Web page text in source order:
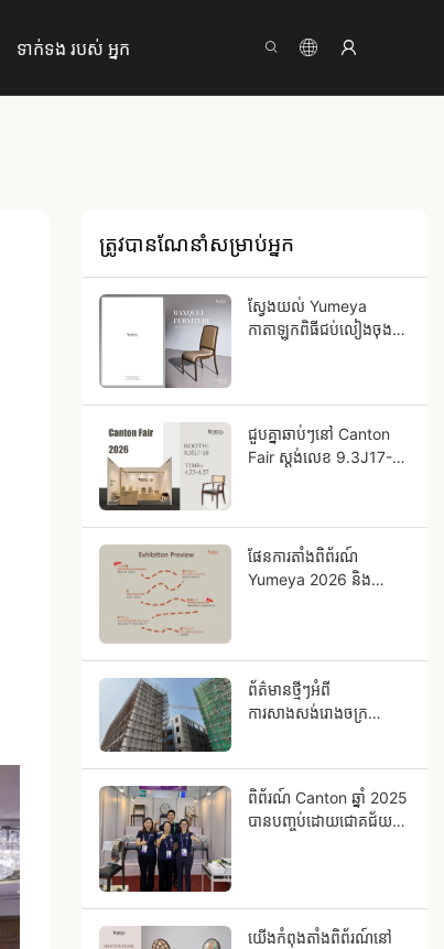
ទាក់ទង របស់ អ្នក
ត្រូវបានណែនាំសម្រាប់អ្នក
ស្វែងយល់ Yumeya
កាតាឡុកពិធីជប់លៀងចុង
ជួបគ្នាឆាប់ៗនៅ Canton
Fair ស្តង់លេខ 9.3J17-
ផែនការតាំងពិព័រណ៍
Yumeya 2026 និង
ព័ត៌មានថ្មីៗអំពី
ការសាងសង់រោងចក្រ
ពិព័រណ៍ Canton ឆ្នាំ 2025
បានបញ្ចប់ដោយជោគជ័យ
យើងកំពុងតាំងពិព័រណ៍នៅ